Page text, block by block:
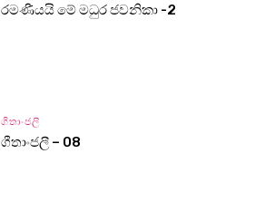
රමණීයයි මේ මධුර ජවනිකා -2
ගීතාංජලී
ගීතාංජලී – 08